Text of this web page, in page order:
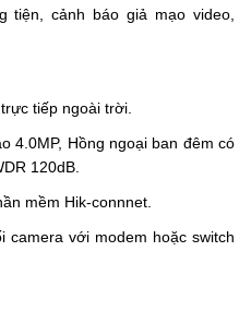
tiện, cảnh báo giả mạo video,
tiếp ngoài trời.
4.0MP, Hồng ngoại ban đêm có
120dB.
mềm Hik-connnet.
camera với modem hoặc switch